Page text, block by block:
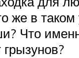
же в таком
Что